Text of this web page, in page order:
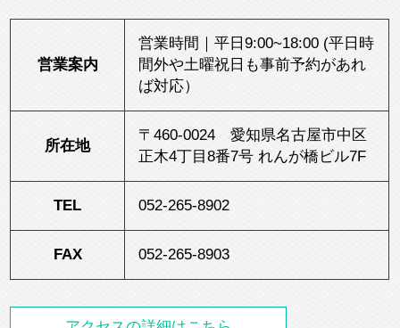
営業案内
営業時間｜平日9:00~18:00 (平日時
間外や土曜祝日も事前予約があれ
ば対応）
所在地
〒460-0024 愛知県名古屋市中区
正木4丁目8番7号 れんが橋ビル7F
TEL 052-265-8902
FAX 052-265-8903